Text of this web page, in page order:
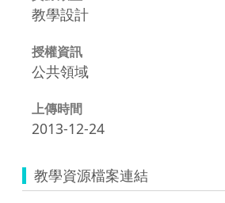
教學設計
授權資訊
公共領域
上傳時間
2013-12-24
教學資源檔案連結